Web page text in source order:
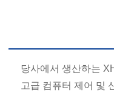
당사에서 생산하는
고급 컴퓨터 제어 및